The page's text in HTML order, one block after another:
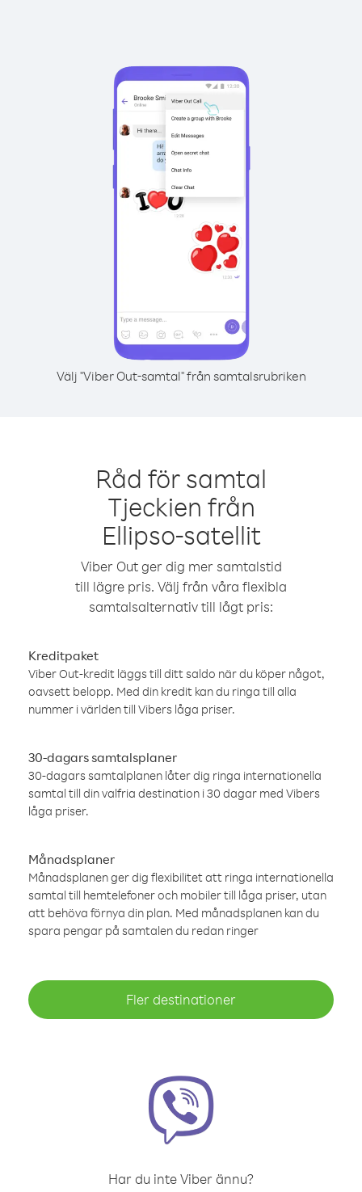
Välj "Viber Out-samtal" från samtalsrubriken
Råd för samtal
Tjeckien från
Ellipso-satellit
Viber Out ger dig mer samtalstid
till lägre pris. Välj från våra flexibla
samtalsalternativ till lågt pris:
Kreditpaket
Viber Out-kredit läggs till ditt saldo när du köper något,
oavsett belopp. Med din kredit kan du ringa till alla
nummer i världen till Vibers låga priser.
30-dagars samtalsplaner
30-dagars samtalplanen låter dig ringa internationella
samtal till din valfria destination i 30 dagar med Vibers
låga priser.
Månadsplaner
Månadsplanen ger dig flexibilitet att ringa internationella
samtal till hemtelefoner och mobiler till låga priser, utan
att behöva förnya din plan. Med månadsplanen kan du
spara pengar på samtalen du redan ringer
Fler destinationer
Har du inte Viber ännu?